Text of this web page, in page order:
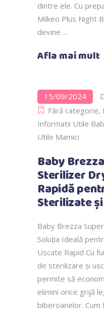
dintre ele. Cu
Milkeo Plus Night
devine
Afla mai mult
15/09/2024
Fără categorie,
Informatii Utile
Utile Mamici
Baby
Sterilizer
Rapidă
Sterilizate
Baby Brezza
Soluția Ideală
Uscate Rapid Cu
de sterilizare și
permite să
elimini orice grijă
biberoanelor. Cum